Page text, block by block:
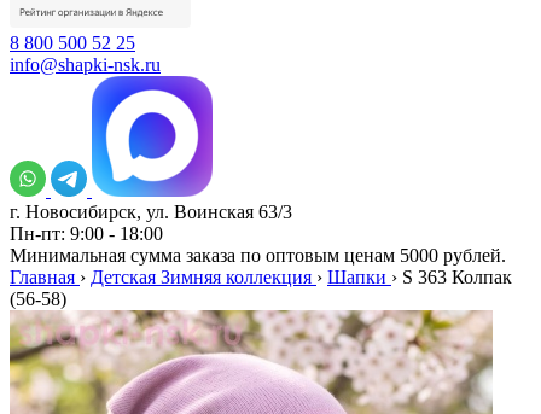
8 800 500 52 25
info@shapki-nsk.ru
г. Новосибирск, ул. Воинская 63/3
Пн-пт: 9:00 - 18:00
Минимальная сумма заказа по оптовым ценам 5000 рублей.
Главная › Детская Зимняя коллекция › Шапки › S 363 Колпак
(56-58)